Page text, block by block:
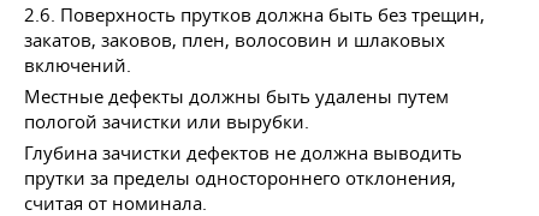
2.6. Поверхность прутков должна быть без трещин,
закатов, заковов, плен, волосовин и шлаковых
включений.
Местные дефекты должны быть удалены путем
пологой зачистки или вырубки.
Глубина зачистки дефектов не должна выводить
прутки за пределы одностороннего отклонения,
считая от номинала.